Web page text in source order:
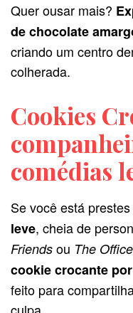
Quer ousar mais?
de chocolate
criando um centro
colherada.
Cookies
comédias
Se você está
leve, cheia de
Friends ou The Office
cookie crocante
feito para